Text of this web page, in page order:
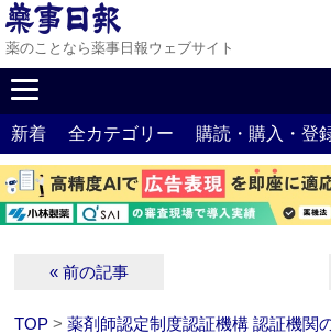
薬のことなら薬事日報ウェブサイト
新着 全カテゴリー 購読・購入・登
« 前の記事
TOP >薬剤師認定制度認証機構 認証機関